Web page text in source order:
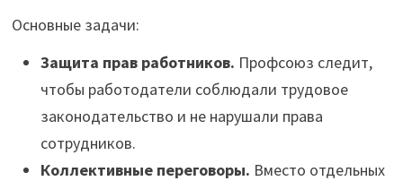
Основные задачи:
Защита прав работников. Профсоюз следит,
чтобы работодатели соблюдали трудовое
законодательство и не нарушали права
сотрудников.
Коллективные переговоры. Вместо отдельных